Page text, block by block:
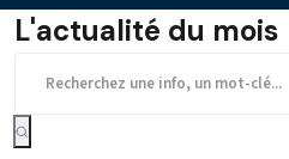
L'actualité du mois